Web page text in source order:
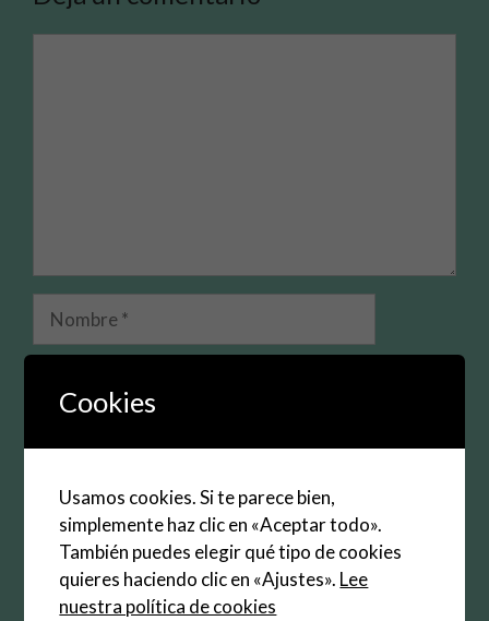
electrónico
Guarda mi nombre, correo electrónico y web en
este navegador para la próxima vez que
comente.
Cookies
Usamos cookies. Si te parece bien,
simplemente haz clic en «Aceptar todo».
También puedes elegir qué tipo de cookies
quieres haciendo clic en «Ajustes». Lee
nuestra política de cookies